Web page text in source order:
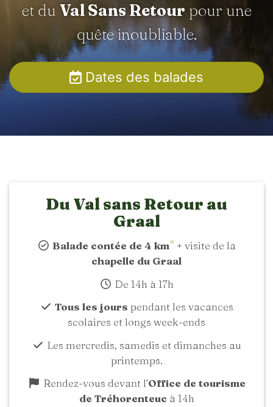
et du Val Sans Retour pour une
quête inoubliable.
Dates des balades
Du Val sans Retour au
Graal
Balade contée de 4 km* + visite de la
chapelle du Graal
De 14h à 17h
Tous les jours pendant les vacances
scolaires et longs week-ends
Les mercredis, samedis et dimanches au
printemps.
Rendez-vous devant l’Office de tourisme
de Tréhorenteuc à 14h